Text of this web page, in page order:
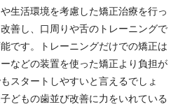
生活環境を考慮した矯正治療を行っ
善し、口周りや舌のトレーニングで
です。トレーニングだけでの矯正は
などの装置を使った矯正より負担が
スタートしやすいと言えるでしょ
どもの歯並び改善に力をいれている